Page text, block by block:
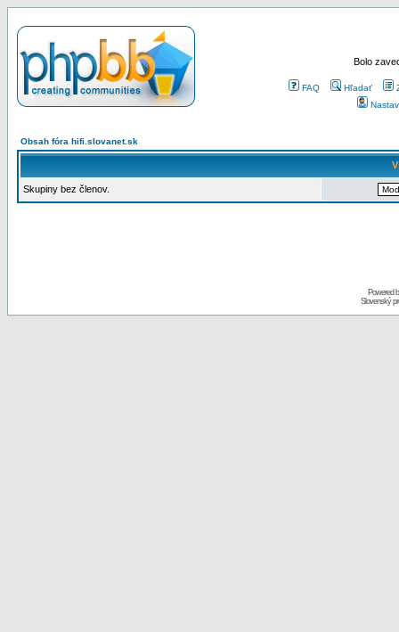
Bolo
FAQ Hľadať
Obsah fóra hifi.slovanet.sk
Skupiny bez členov.
Powered
Slovenský